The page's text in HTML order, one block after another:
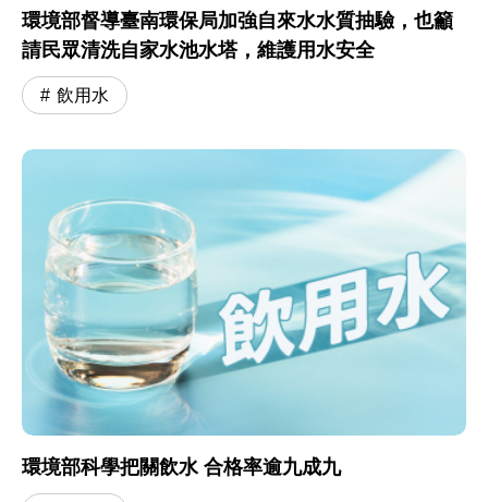
環境部督導臺南環保局加強自來水水質抽驗，也籲
請民眾清洗自家水池水塔，維護用水安全
飲用水
環境部科學把關飲水 合格率逾九成九